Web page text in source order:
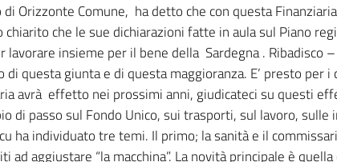
di Orizzonte Comune, ha detto che con questa
che le sue dichiarazioni fatte in aula sul Piano
lavorare insieme per il bene della Sardegna .
di questa giunta e di questa maggioranza. E’ presto
avrà effetto nei prossimi anni, giudicateci su questi
di passo sul Fondo Unico, sui trasporti, sul lavoro,
ha individuato tre temi. Il primo; la sanità e il
ad aggiustare “la macchina”. La novità principale è